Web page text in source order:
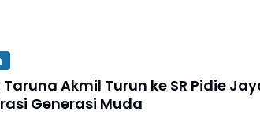
Taruna Akmil Turun ke SR Pidie
Generasi Muda